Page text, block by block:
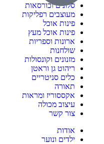
סלונים וכורסאות
מעוצבים רפליקות
פינות אוכל
פינות אוכל מעץ
ארונות וספריות
שולחנות
מזנונים וקונסולות
ריהוט גן וראטן
כלים סניטריים
תאורה
אקססוריז ומראות
עיצוב מכולה
צור קשר
אודות
ילדים ונוער